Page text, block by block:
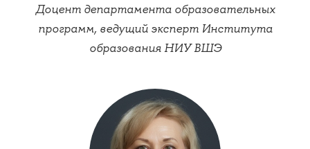
Доцент департамента образовательных
программ, ведущий эксперт Института
образования НИУ ВШЭ